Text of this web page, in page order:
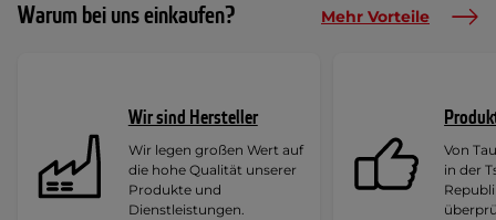
Warum bei uns einkaufen? Mehr Vorteile
Wir sind Hersteller
Wir legen großen Wert auf
die hohe Qualität unserer
Produkte und
Dienstleistungen.
Von
in der